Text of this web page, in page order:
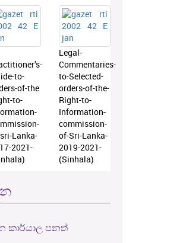
to-
of-the
to-
Lanka-
2021-
Legal-
Commentaries-
to-Selected-
orders-of-the-
Right-to-
Information-
commission-
of-Sri-Lanka-
2019-2021-
(Sinhala)
කාර්යාල පනත්